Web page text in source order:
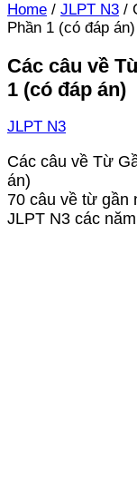
Home / JLPT N3 /
Phần 1 (có đáp án)
Các câu về
1 (có đáp án)
JLPT N3
Các câu về Từ
án)
70 câu về từ gần
JLPT N3 các